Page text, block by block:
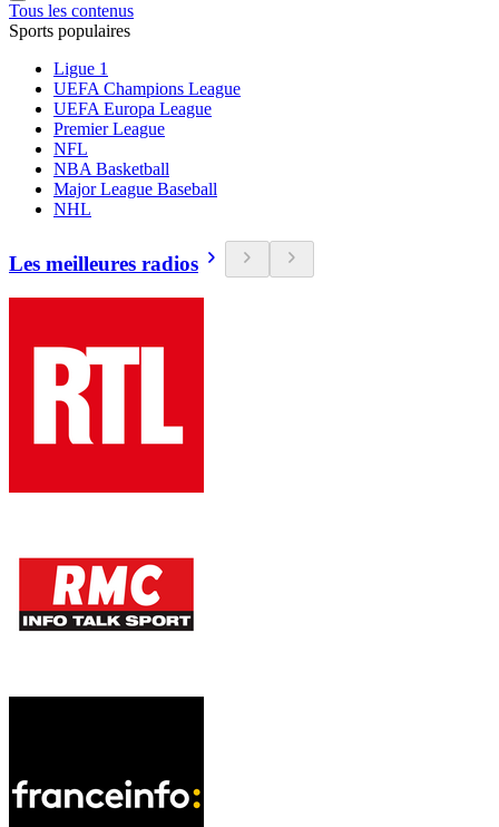
Tous les contenus
Sports populaires
Ligue 1
UEFA Champions League
UEFA Europa League
Premier League
NFL
NBA Basketball
Major League Baseball
NHL
Les meilleures radios